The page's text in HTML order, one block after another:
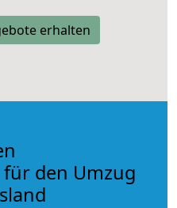
erhalten
den Umzug